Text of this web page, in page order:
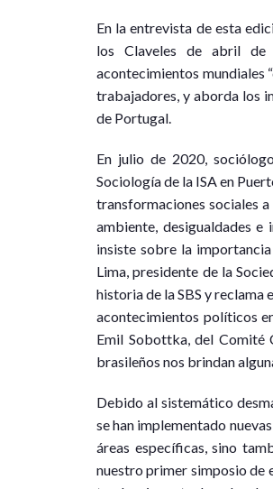
En la entrevista de esta
los Claveles de abril de
acontecimientos mundiales
trabajadores, y aborda los
de Portugal.
En julio de 2020,
Sociología de la ISA en
transformaciones sociales
ambiente, desigualdades
insiste sobre la
Lima, presidente de la
historia de la SBS y
acontecimientos políticos
Emil Sobottka, del Comité
brasileños nos brindan
Debido al sistemático
se han implementado
áreas específicas, sino
nuestro primer simposio de